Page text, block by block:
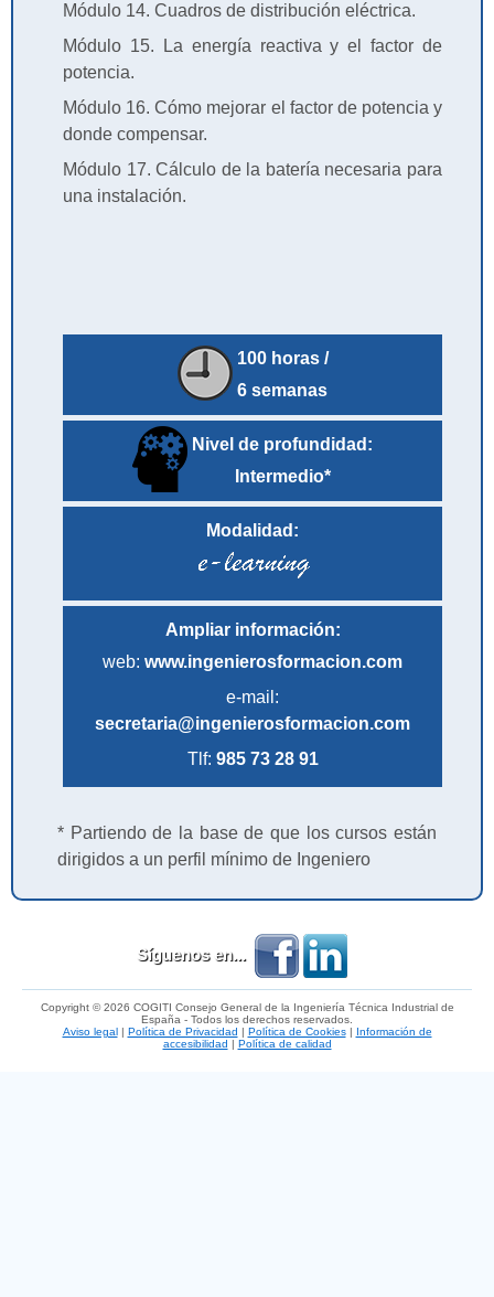
Módulo 14. Cuadros de distribución eléctrica.
Módulo 15. La energía reactiva y el factor de
potencia.
Módulo 16. Cómo mejorar el factor de potencia y
donde compensar.
Módulo 17. Cálculo de la batería necesaria para
una instalación.
100 horas /
6 semanas
Nivel de profundidad:
Intermedio*
Modalidad:
Ampliar información:
web: www.ingenierosformacion.com
e-mail:
secretaria@ingenierosformacion.com
Tlf: 985 73 28 91
* Partiendo de la base de que los cursos están
dirigidos a un perfil mínimo de Ingeniero
Síguenos en...
Copyright © 2026 COGITI Consejo General de la Ingeniería Técnica Industrial de
España - Todos los derechos reservados.
Aviso legal
Política de Privacidad Política de Cookies|
Información de
accesibilidad
Política de calidad